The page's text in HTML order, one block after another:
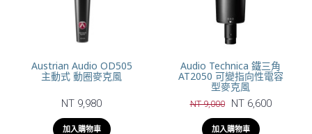
Austrian Audio OD505
主動式 動圈麥克風
NT 9,980
加入購物車
Audio Technica 鐵三角
AT2050 可變指向性電容
型麥克風
NT 9,000 NT 6,600
加入購物車